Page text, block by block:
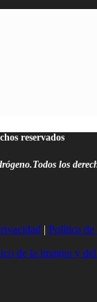
reservados
los
| Política de
de la imagen y